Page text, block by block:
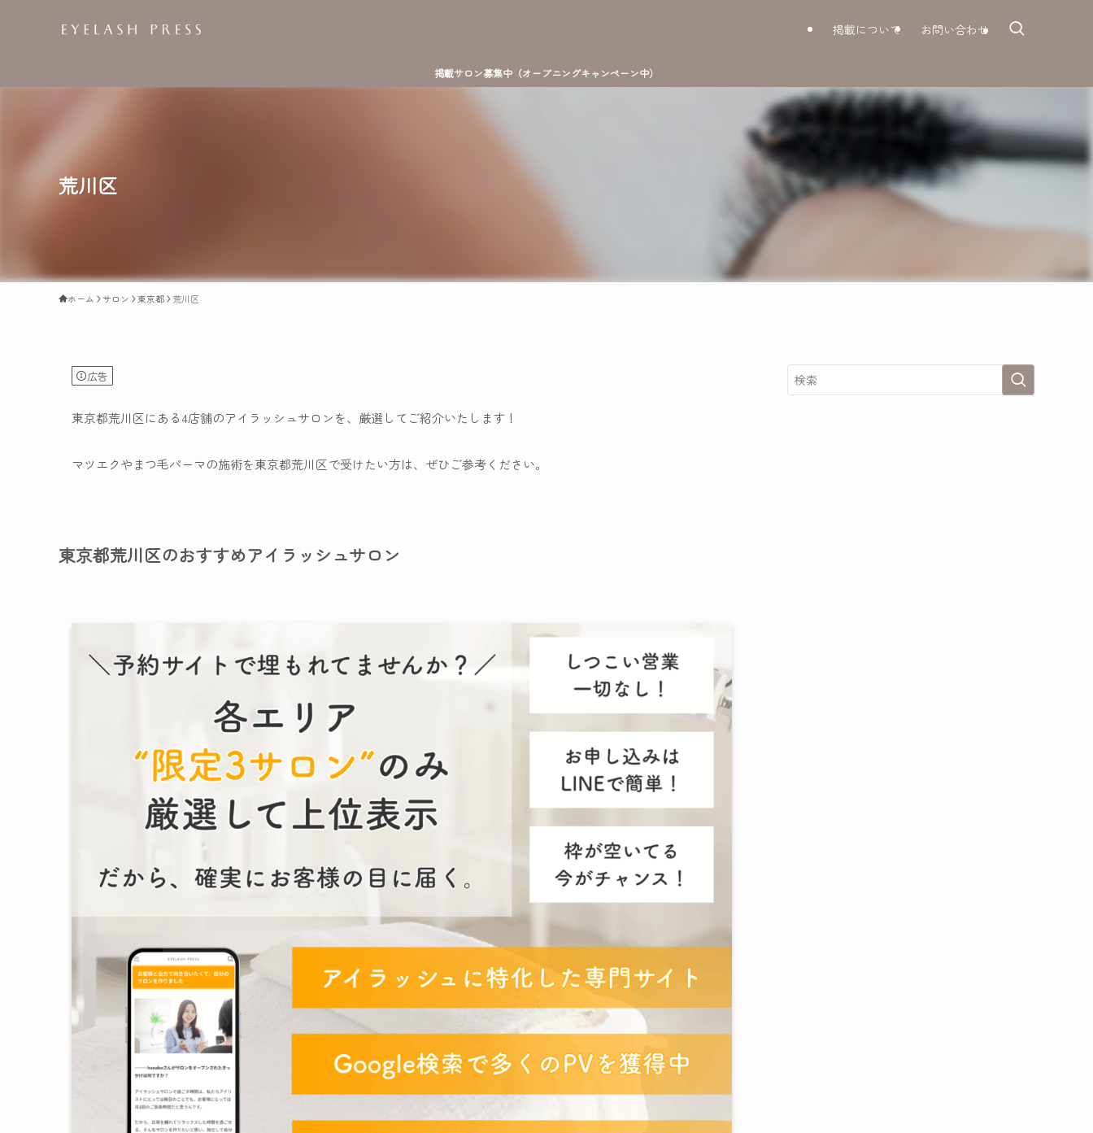
掲載について お問い合わせ
掲載サロン募集中（オープニングキャンペーン中）
荒川区
ホーム サロン 東京都 荒川区
広告
東京都荒川区にある4店舗のアイラッシュサロンを、厳選してご紹介いたします！
マツエクやまつ毛パーマの施術を東京都荒川区で受けたい方は、ぜひご参考ください。
東京都荒川区のおすすめアイラッシュサロン